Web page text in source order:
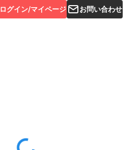
ログイン/マイページ お問い合わせ